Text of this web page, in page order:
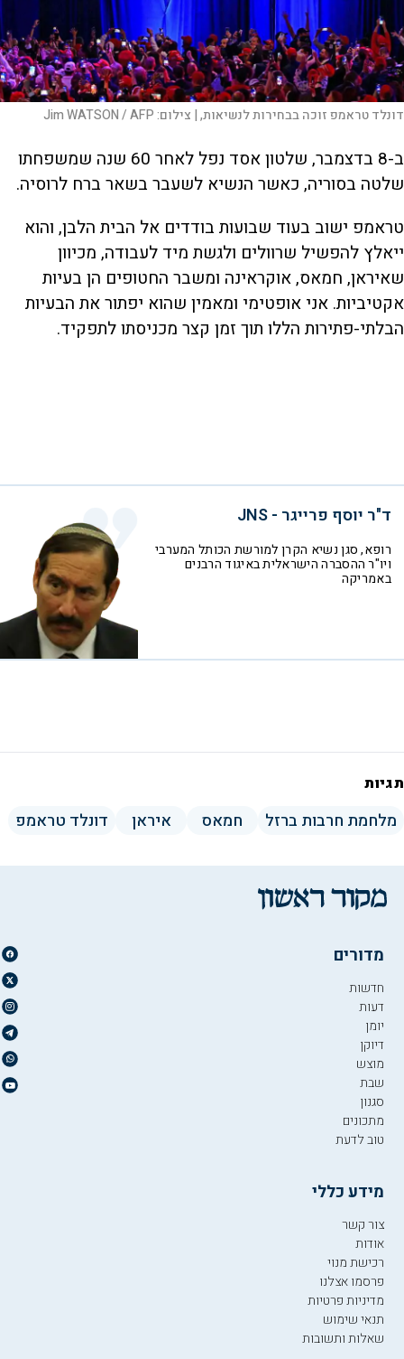
דונלד טראמפ זוכה בבחירות לנשיאות, | צילום:Jim WATSON / AFP
ב-8 בדצמבר, שלטון אסד נפל לאחר 60 שנה שמשפחתו
שלטה בסוריה, כאשר הנשיא לשעבר בשאר ברח לרוסיה.
טראמפ ישוב בעוד שבועות בודדים אל הבית הלבן, והוא
ייאלץ להפשיל שרוולים ולגשת מיד לעבודה, מכיוון
שאיראן, חמאס, אוקראינה ומשבר החטופים הן בעיות
אקטיביות. אני אופטימי ומאמין שהוא יפתור את הבעיות
הבלתי-פתירות הללו תוך זמן קצר מכניסתו לתפקיד.
ד"ר יוסף פרייגר - JNS
רופא, סגן נשיא הקרן למורשת הכותל המערבי
ויו"ר ההסברה הישראלית באיגוד הרבנים
באמריקה
תגיות
מלחמת חרבות ברזל חמאס איראן דונלד טראמפ
מדורים
חדשות
דעות
יומן
דיוקן
מוצש
שבת
סגנון
מתכונים
טוב לדעת
מידע כללי
צור קשר
אודות
רכישת מנוי
פרסמו אצלנו
מדיניות פרטיות
תנאי שימוש
שאלות ותשובות